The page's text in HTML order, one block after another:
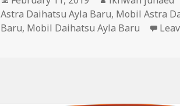
on
Astra Daihatsu Ayla Baru, Mobil Astra
Baru, Mobil Daihatsu Ayla Baru